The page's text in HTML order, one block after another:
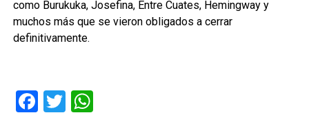
como Burukuka, Josefina, Entre Cuates, Hemingway y
muchos más que se vieron obligados a cerrar
definitivamente.
Facebook
TwitterWhatsApp